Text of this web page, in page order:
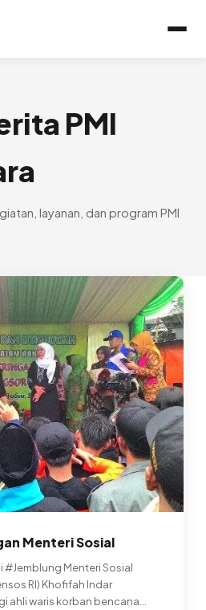
PMI
layanan, dan program PMI
Menteri Sosial
#Jemblung Menteri Sosial
RI) Khofifah Indar
ahli waris korban bencana